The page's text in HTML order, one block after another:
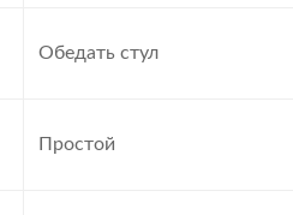
Обедать стул
Простой